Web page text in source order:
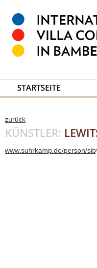
STARTSEITE
zurück
KÜNSTLER:
www.suhrkamp.de/person/